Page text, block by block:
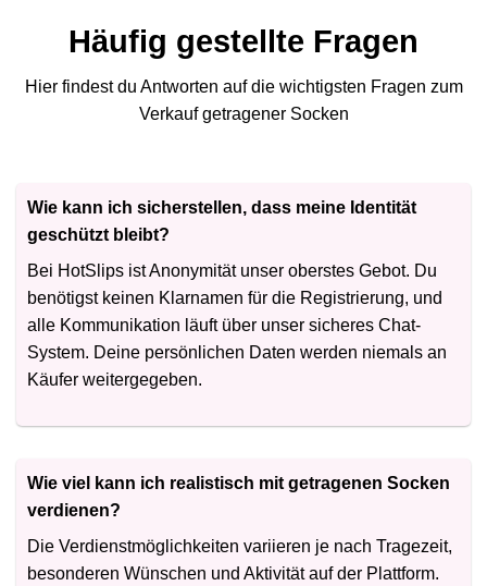
Häufig gestellte Fragen
Hier findest du Antworten auf die wichtigsten Fragen zum
Verkauf getragener Socken
Wie kann ich sicherstellen, dass meine Identität
geschützt bleibt?
Bei HotSlips ist Anonymität unser oberstes Gebot. Du
benötigst keinen Klarnamen für die Registrierung, und
alle Kommunikation läuft über unser sicheres Chat-
System. Deine persönlichen Daten werden niemals an
Käufer weitergegeben.
Wie viel kann ich realistisch mit getragenen Socken
verdienen?
Die Verdienstmöglichkeiten variieren je nach Tragezeit,
besonderen Wünschen und Aktivität auf der Plattform.